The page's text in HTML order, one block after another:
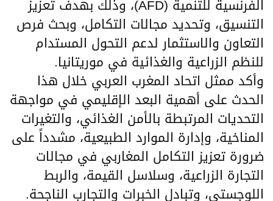
الفرنسية للتنمية (AFD)، وذلك بهدف تعزيز
التنسيق، وتحديد مجالات التكامل، وبحث فرص
التعاون والاستثمار لدعم التحول المستدام
للنظم الزراعية والغذائية في موريتانيا.
وأكد ممثل اتحاد المغرب العربي خلال هذا
الحدث على أهمية البعد الإقليمي في مواجهة
التحديات المرتبطة بالأمن الغذائي، والتغيرات
المناخية، وإدارة الموارد الطبيعية، مشدداً على
ضرورة تعزيز التكامل المغاربي في مجالات
التجارة الزراعية، وسلاسل القيمة، والربط
اللوجستي، وتبادل الخبرات والتجارب الناجحة.